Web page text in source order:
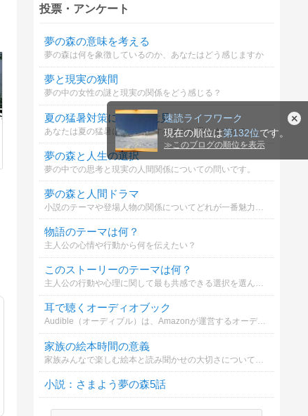
速読ライフワーク
現在の順位は第132位です。
≫ このブログの順位を表示
投票・アンケート
夢の森の意味を考える
夢の森は何を象徴しているのか、あなたはどう感じますか
夢と現実の狭間
夢の中の女性の謎と現実の関係をどう感じる？
夏の猛暑対策に関する意見
あなたは夏の猛暑にどう対処すべきだと思いますか？
夢の森と人生の選択
夢の中での思考と現実の人間関係についての問いです。
夢の森と人間ドラマ
小説のテーマや登場人物の関係についてどれが一番魅力的か選んでください。
物語のテーマは何？
主人公の心情や行動から何を伝えたい？
このストーリーのテーマは何？
主人公の行動や心理に関して最も共感できる選択を選んでください。
耳で聴くオーディオブック
Audible（オーディブル）は、Amazonが運営するオーディオブック・サービスです。プロのナレーターや人気声優が朗読してくれる本を、スマホやタブレットで気軽に「耳から」楽しめます。
家族の絵本時間の意義
小説：さまよう夢の森5話